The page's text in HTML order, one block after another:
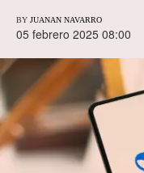
BY JUANAN NAVARRO
05 febrero 2025 08:00